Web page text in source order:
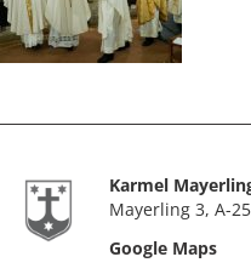
Karmel
Mayerling 3, A-
Google Maps